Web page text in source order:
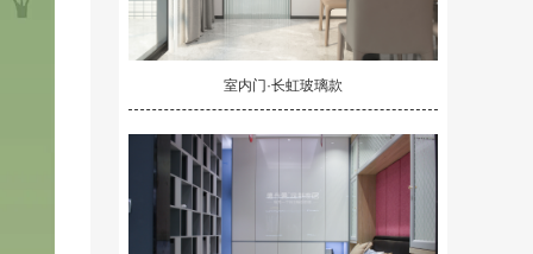
室内门·长虹玻璃款